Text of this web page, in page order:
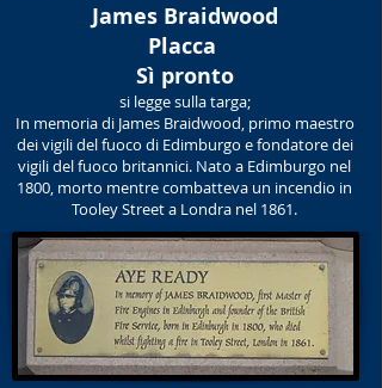
James Braidwood
Placca
Sì pronto
si legge sulla targa;
In memoria di James Braidwood, primo maestro
dei vigili del fuoco di Edimburgo e fondatore dei
vigili del fuoco britannici. Nato a Edimburgo nel
1800, morto mentre combatteva un incendio in
Tooley Street a Londra nel 1861.